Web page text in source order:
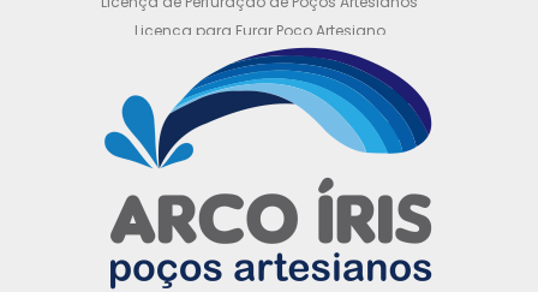
Licença para Furar Poço Artesiano
Licença para Perfuração de Poço Artesiano
Licença para Poço Semi Artesiano
Manutenção de Poço Semi Artesiano
Manutenção Preventiva de Poços Artesiano
Obtenha sua Licença de Perfuração de Poç
o Artesiano
Orçamento de Poço Semi Artesiano
Orçamento para Perfuração de Poço Artesi
ano